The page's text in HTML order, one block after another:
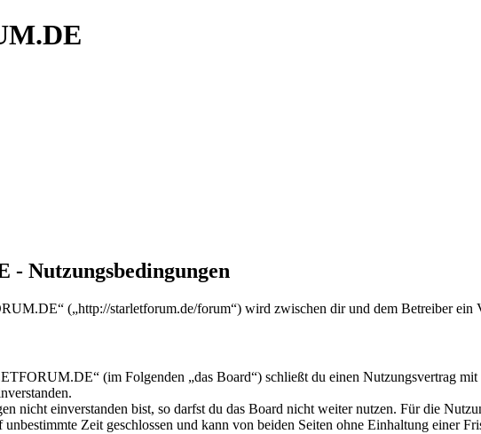
- Nutzungsbedingungen
(„http://starletforum.de/forum“) wird zwischen dir und dem Betreiber ein
(im Folgenden „das Board“) schließt du einen Nutzungsvertrag
nicht einverstanden bist, so darfst du das Board nicht weiter nutzen. Für die
Zeit geschlossen und kann von beiden Seiten ohne Einhaltung einer